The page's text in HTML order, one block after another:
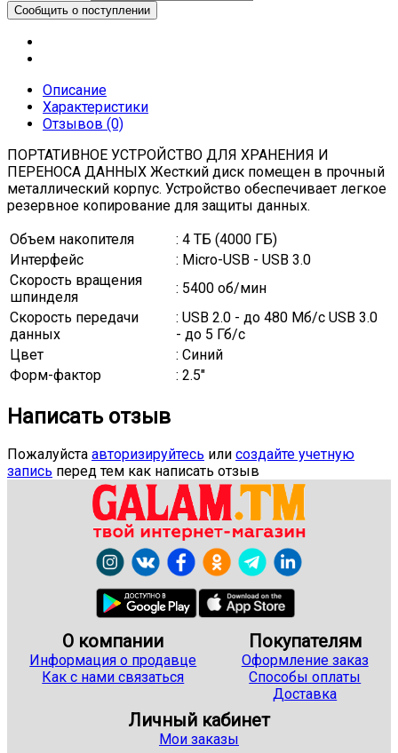
Описание
Характеристики
Отзывов (0)
ПОРТАТИВНОЕ УСТРОЙСТВО ДЛЯ ХРАНЕНИЯ И
ПЕРЕНОСА ДАННЫХ Жесткий диск помещен в прочный
металлический корпус. Устройство обеспечивает легкое
резервное копирование для защиты данных.
Объем накопителя
: 4 ТБ (4000 ГБ)
Интерфейс
: Micro-USB - USB 3.0
Скорость вращения
шпинделя
: 5400 об/мин
Скорость передачи
данных
: USB 2.0 - до 480 Мб/с USB 3.0
- до 5 Гб/с
Цвет
: Синий
Форм-фактор
: 2.5"
Написать отзыв
Пожалуйста авторизируйтесь или создайте учетную
запись перед тем как написать отзыв
О компании
Информация о продавце
Как с нами связаться
Покупателям
Оформление заказ
Способы оплаты
Доставка
Личный кабинет
Мои заказы